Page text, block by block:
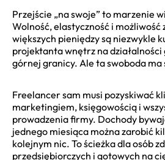
Przejście „na swoje” to marzenie
Wolność, elastyczność i możliwość
większych pieniędzy są niezwykle
projektanta wnętrz na
górnej granicy. Ale ta swoboda ma
Freelancer sam musi pozyskiwać
marketingiem, księgowością i
prowadzenia firmy. Dochody
jednego miesiąca można zarobić
kolejnym nic. To ścieżka dla osób
przedsiębiorczych i gotowych na